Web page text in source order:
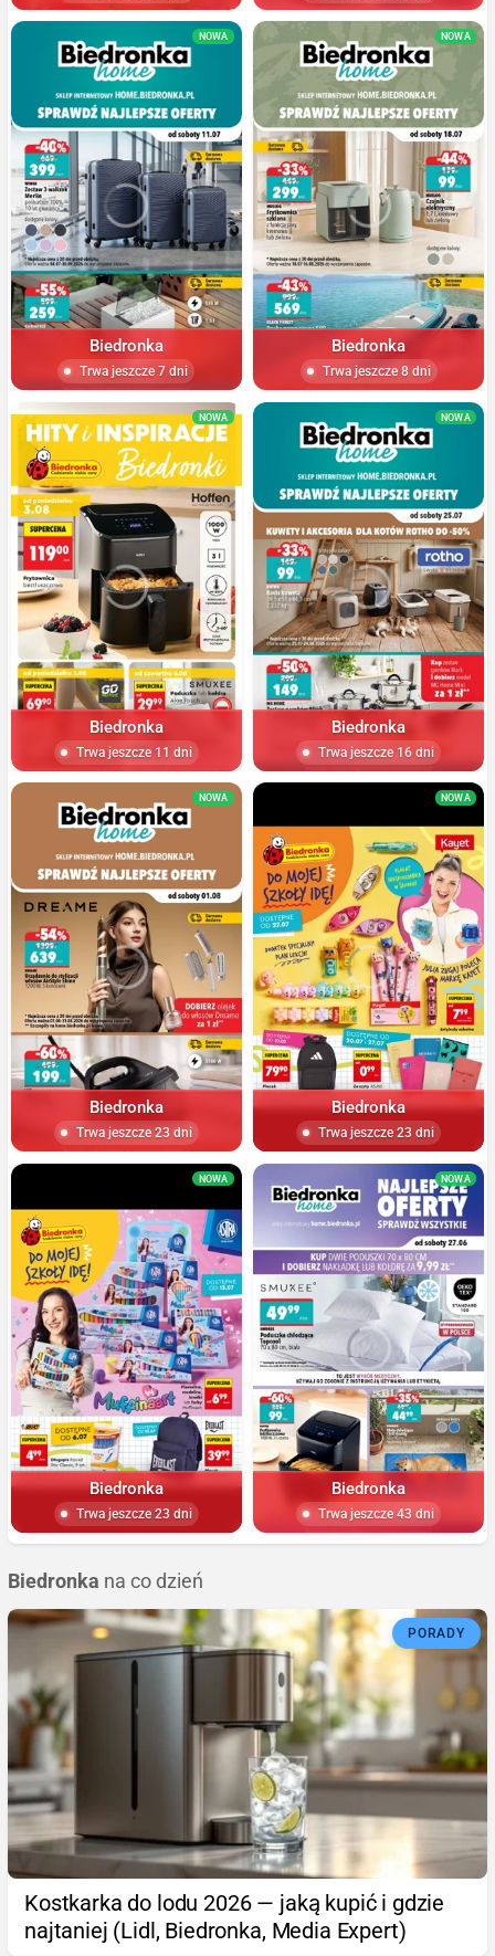
NOWA
Biedronka
Trwa jeszcze 7 dni
NOWA
Biedronka
Trwa jeszcze 8 dni
NOWA
Biedronka
Trwa jeszcze 11 dni
NOWA
Biedronka
Trwa jeszcze 16 dni
NOWA
Biedronka
Trwa jeszcze 23 dni
NOWA
Biedronka
Trwa jeszcze 23 dni
NOWA
Biedronka
Trwa jeszcze 23 dni
NOWA
Biedronka
Trwa jeszcze 43 dni
Biedronka na co dzień
PORADY
Kostkarka do lodu 2026 — jaką kupić i gdzie
najtaniej (Lidl, Biedronka, Media Expert)